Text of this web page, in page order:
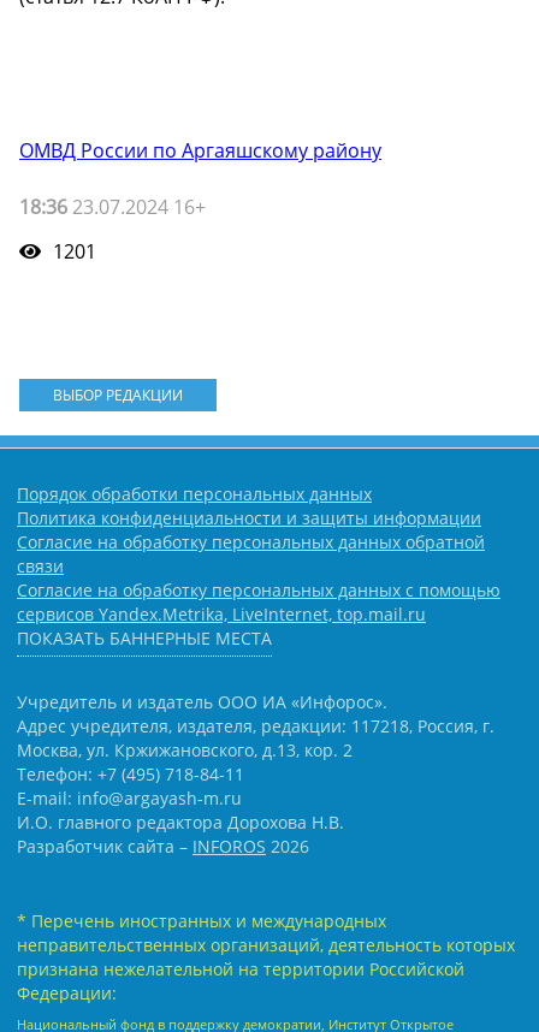
ОМВД России по Аргаяшскому району
18:36 23.07.2024 16+
1201
ВЫБОР РЕДАКЦИИ
Порядок обработки персональных данных
Политика конфиденциальности и защиты информации
Согласие на обработку персональных данных обратной
связи
Согласие на обработку персональных данных с помощью
сервисов Yandex.Metrika, LiveInternet, top.mail.ru
ПОКАЗАТЬ БАННЕРНЫЕ МЕСТА
Учредитель и издатель ООО ИА «Инфорос».
Адрес учредителя, издателя, редакции: 117218, Россия, г.
Москва, ул. Кржижановского, д.13, кор. 2
Телефон: +7 (495) 718-84-11
E-mail: info@argayash-m.ru
И.О. главного редактора Дорохова Н.В.
Разработчик сайта – INFOROS 2026
* Перечень иностранных и международных
неправительственных организаций, деятельность которых
признана нежелательной на территории Российской
Федерации:
Национальный фонд в поддержку демократии, Институт Открытое